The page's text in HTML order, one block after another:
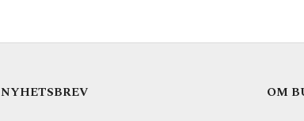
NYHETSBREV OM